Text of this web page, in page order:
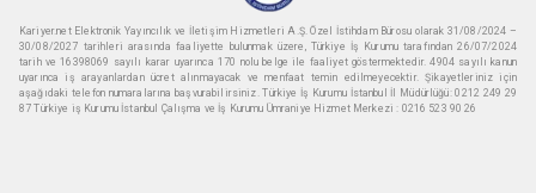
Kariyer.net Elektronik Yayıncılık ve İletişim Hizmetleri A.Ş. Özel İstihdam Bürosu olarak 31/08/2024 –
30/08/2027 tarihleri arasında faaliyette bulunmak üzere, Türkiye İş Kurumu tarafından 26/07/2024
tarih ve 16398069 sayılı karar uyarınca 170 nolu belge ile faaliyet göstermektedir. 4904 sayılı kanun
uyarınca iş arayanlardan ücret alınmayacak ve menfaat temin edilmeyecektir. Şikayetleriniz için
aşağıdaki telefon numaralarına başvurabilirsiniz. Türkiye İş Kurumu İstanbul İl Müdürlüğü: 0212 249 29
87 Türkiye iş Kurumu İstanbul Çalışma ve İş Kurumu Ümraniye Hizmet Merkezi : 0216 523 90 26